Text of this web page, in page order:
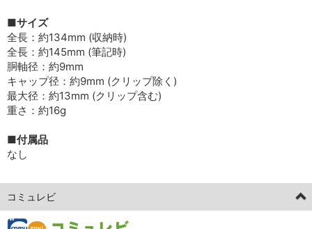
■サイズ
全長：約134mm (収納時)
全長：約145mm (筆記時)
胴軸径：約9mm
キャップ径：約9mm (クリップ除く)
最大径：約13mm (クリップ含む)
重さ：約16g
■付属品
なし
コミュレビ